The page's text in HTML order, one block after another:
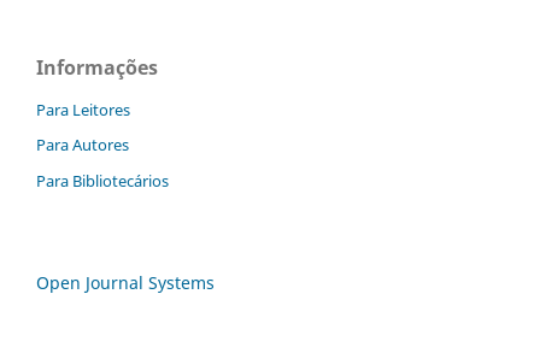
Informações
Para Leitores
Para Autores
Para Bibliotecários
Open Journal Systems